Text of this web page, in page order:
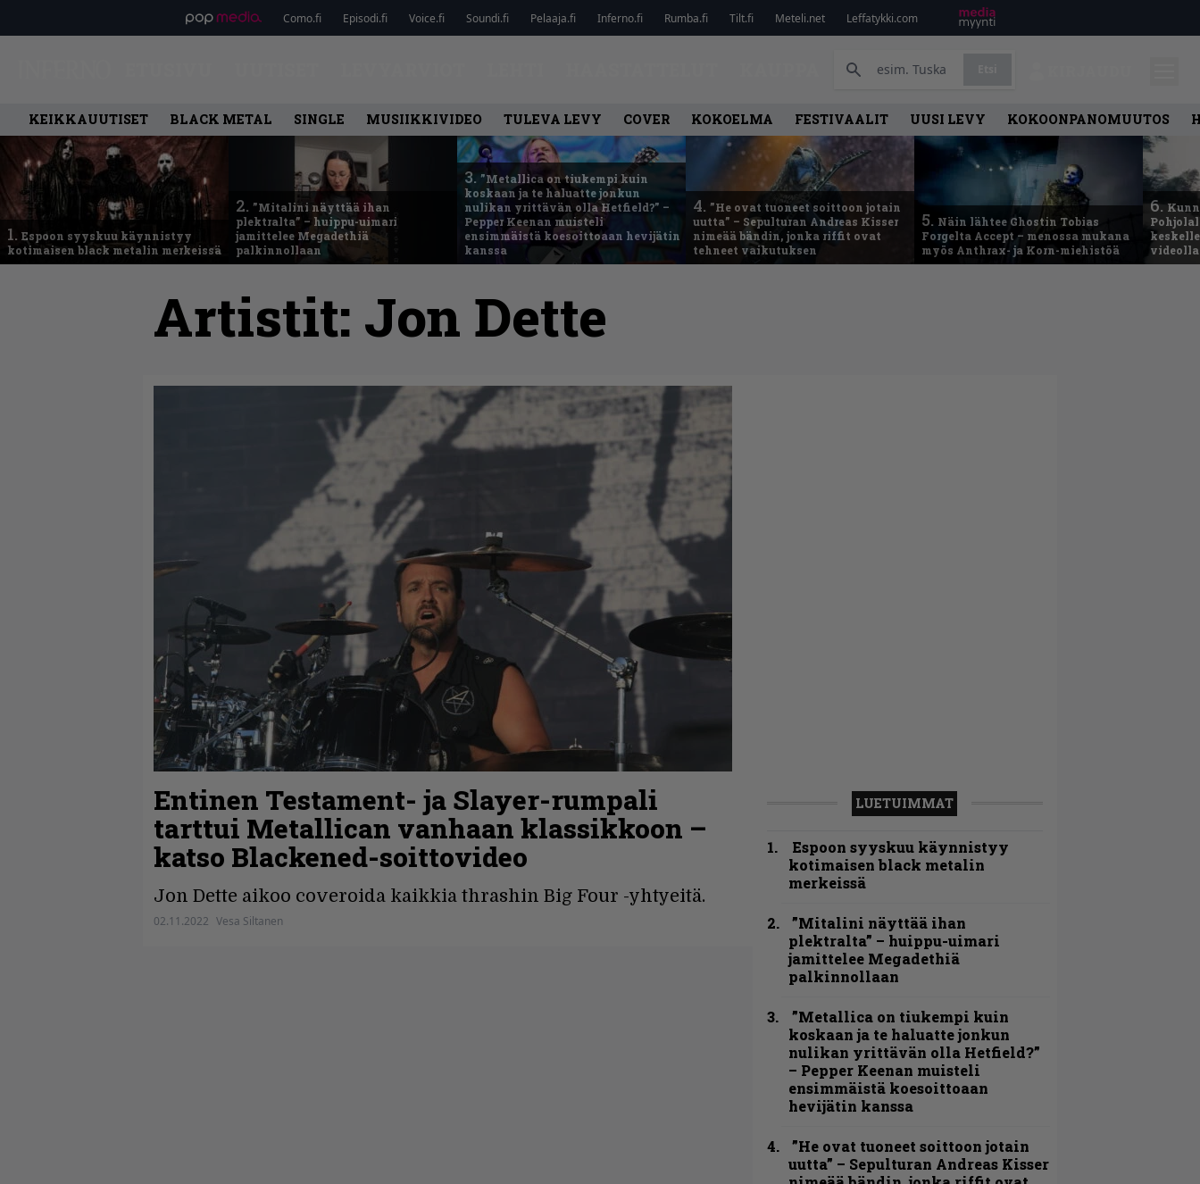
Como.fi Episodi.fi Voice.fi Soundi.fi Pelaaja.fi Inferno.fi Rumba.fi Tilt.fi Meteli.net Leffatykki.com
KEIKKAUUTISET BLACK METAL SINGLE MUSIIKKIVIDEO TULEVA LEVY COVER KOKOELMA FESTIVAALIT UUSI LEVY KOKOONPANOMUUTOS
1. Espoon syyskuu käynnistyy
kotimaisen black metalin merkeissä
2. ”Mitalini näyttää ihan
plektralta” – huippu-uimari
jamittelee Megadethiä
palkinnollaan
3. ”Metallica on tiukempi kuin
koskaan ja te haluatte jonkun
nulikan yrittävän olla Hetfield?” –
Pepper Keenan muisteli
ensimmäistä koesoittoaan hevijätin
kanssa
4. ”He ovat tuoneet soittoon jotain
uutta” – Sepulturan Andreas Kisser
nimeää bändin, jonka riffit ovat
tehneet vaikutuksen
5. Näin lähtee Ghostin Tobias
Forgelta Accept – menossa mukana
myös Anthrax- ja Korn-miehistöä
6.
Artistit: Jon Dette
Entinen Testament- ja Slayer-rumpali
tarttui Metallican vanhaan klassikkoon –
katso Blackened-soittovideo
Jon Dette aikoo coveroida kaikkia thrashin Big Four -yhtyeitä.
02.11.2022 Vesa Siltanen
LUETUIMMAT
Espoon syyskuu käynnistyy
kotimaisen black metalin
merkeissä
”Mitalini näyttää ihan
plektralta” – huippu-uimari
jamittelee Megadethiä
palkinnollaan
”Metallica on tiukempi kuin
koskaan ja te haluatte jonkun
nulikan yrittävän olla Hetfield?”
– Pepper Keenan muisteli
ensimmäistä koesoittoaan
hevijätin kanssa
”He ovat tuoneet soittoon jotain
uutta” – Sepulturan Andreas Kisser